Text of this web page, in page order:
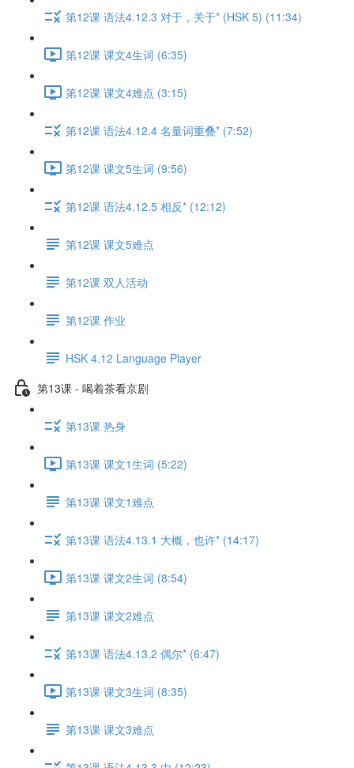
第12课 语法4.12.3 对于，关于* (HSK 5) (11:34)
第12课 课文4生词 (6:35)
第12课 课文4难点 (3:15)
第12课 语法4.12.4 名量词重叠* (7:52)
第12课 课文5生词 (9:56)
第12课 语法4.12.5 相反* (12:12)
第12课 课文5难点
第12课 双人活动
第12课 作业
HSK 4.12 Language Player
第13课 - 喝着茶看京剧
第13课 热身
第13课 课文1生词 (5:22)
第13课 课文1难点
第13课 语法4.13.1 大概，也许* (14:17)
第13课 课文2生词 (8:54)
第13课 课文2难点
第13课 语法4.13.2 偶尔* (6:47)
第13课 课文3生词 (8:35)
第13课 课文3难点